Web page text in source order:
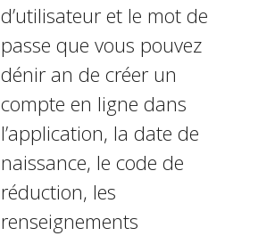
d’utilisateur et le mot de
passe que vous pouvez
définir afin de créer un
compte en ligne dans
l’application, la date de
naissance, le code de
réduction, les
renseignements